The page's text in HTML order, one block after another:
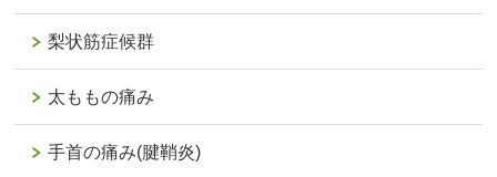
梨状筋症候群
太ももの痛み
手首の痛み(腱鞘炎)